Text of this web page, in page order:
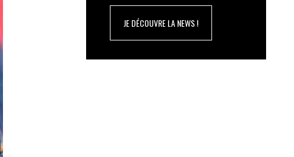
JE DÉCOUVRE LA NEWS !